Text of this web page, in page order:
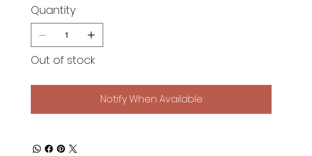
Quantity
Out of stock
Notify When Available